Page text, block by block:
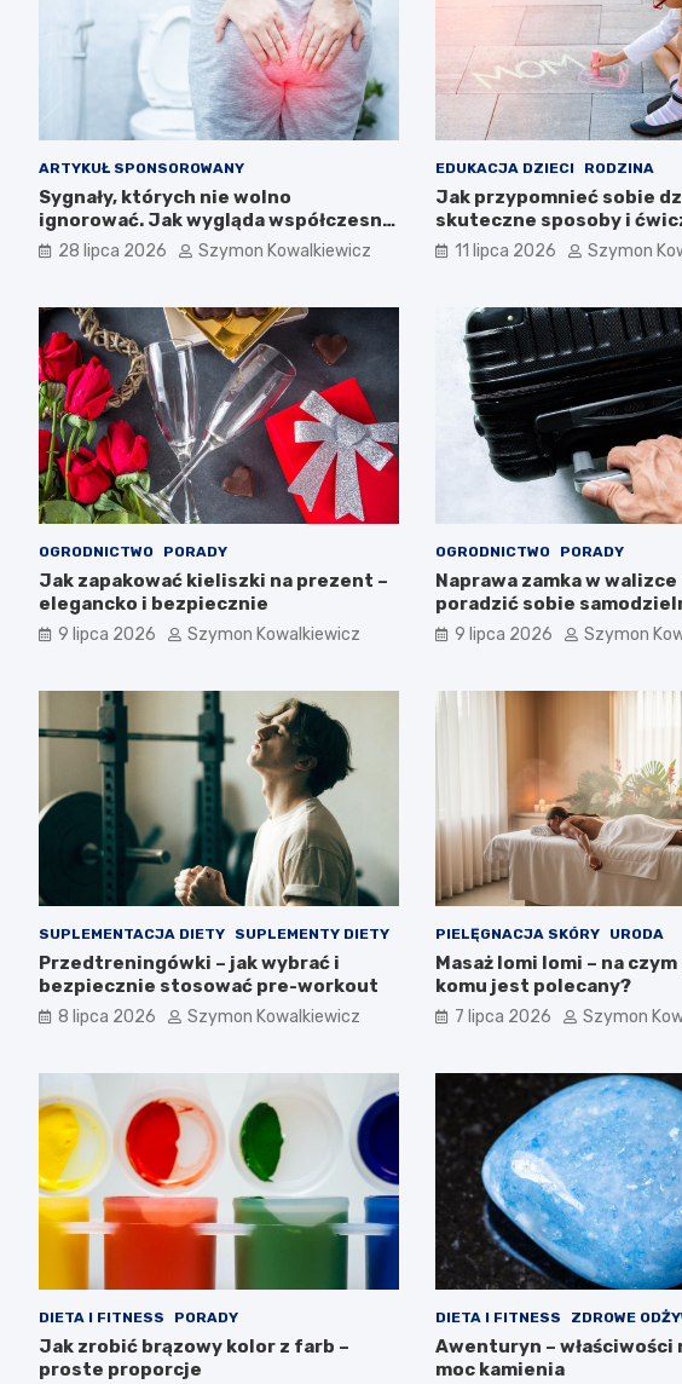
ARTYKUŁ SPONSOROWANY
Sygnały, których nie wolno
ignorować. Jak wygląda współczesna
diagnostyka i profilaktyka w
proktologii?
28 lipca 2026 Szymon Kowalkiewicz
EDUKACJA DZIECI RODZINA
Jak przypomnieć sobie
skuteczne sposoby i
11 lipca 2026 Szymon
OGRODNICTWO PORADY
Jak zapakować kieliszki na prezent –
elegancko i bezpiecznie
9 lipca 2026 Szymon Kowalkiewicz
OGRODNICTWO PORADY
Naprawa zamka w walizce
poradzić sobie
9 lipca 2026 Szymon
SUPLEMENTACJA DIETY SUPLEMENTY DIETY
Przedtreningówki – jak wybrać i
bezpiecznie stosować pre-workout
8 lipca 2026 Szymon Kowalkiewicz
PIELĘGNACJA SKÓRY URODA
Masaż lomi lomi – na
komu jest polecany?
7 lipca 2026 Szymon
DIETA I FITNESS PORADY
Jak zrobić brązowy kolor z farb –
proste proporcje
DIETA I FITNESS ZDROWE
Awenturyn – właściwości
moc kamienia